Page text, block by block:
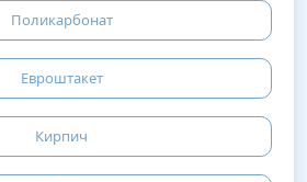
Поликарбонат
Евроштакет
Кирпич